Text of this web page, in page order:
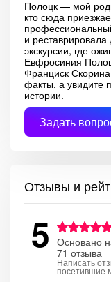
Полоцк — мой
кто сюда
и
экскурсии, где
Евфросиния
Франциск
факты, а увидите
истории.
Задать
Отзывы и
5 Основано
71 отзыва
Написать
посетившие